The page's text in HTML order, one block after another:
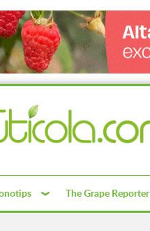
The Grape Reporter